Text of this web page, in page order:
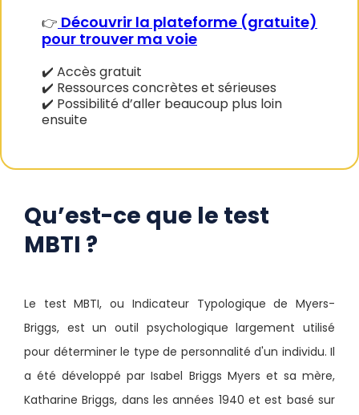
👉 Découvrir la plateforme (gratuite)
pour trouver ma voie
✔️ Accès gratuit
✔️ Ressources concrètes et sérieuses
✔️ Possibilité d’aller beaucoup plus loin
ensuite
Qu’est-ce que le test
MBTI ?
Le test MBTI, ou Indicateur Typologique de Myers-
Briggs, est un outil psychologique largement utilisé
pour déterminer le type de personnalité d'un individu. Il
a été développé par Isabel Briggs Myers et sa mère,
Katharine Briggs, dans les années 1940 et est basé sur